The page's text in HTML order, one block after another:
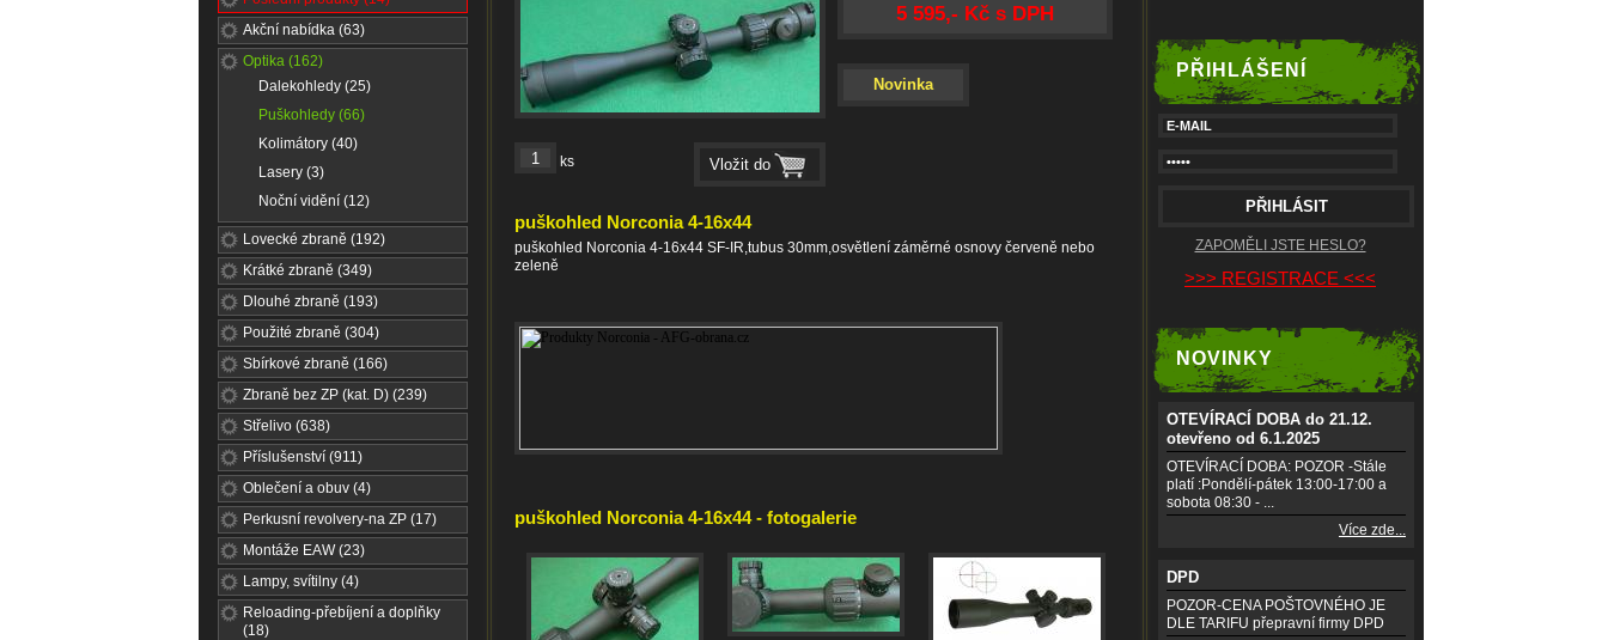
Akční nabídka (63)
Optika (162)
Dalekohledy (25)
Puškohledy (66)
Kolimátory (40)
Lasery (3)
Noční vidění (12)
Lovecké zbraně (192)
Krátké zbraně (349)
Dlouhé zbraně (193)
Použité zbraně (304)
Sbírkové zbraně (166)
Zbraně bez ZP (kat. D) (239)
Střelivo (638)
Příslušenství (911)
Oblečení a obuv (4)
Perkusní revolvery-na ZP (17)
Montáže EAW (23)
Lampy, svítilny (4)
Reloading-přebíjení a doplňky
(18)
ks
5 595,- Kč s DPH
Novinka
puškohled Norconia 4-16x44
puškohled Norconia 4-16x44 SF-IR,tubus 30mm,osvětlení záměrné osnovy červeně nebo
zeleně
puškohled Norconia 4-16x44 - fotogalerie
PŘIHLÁŠENÍ
ZAPOMĚLI JSTE HESLO?
>>> REGISTRACE <<<
NOVINKY
OTEVÍRACÍ DOBA do 21.12.
otevřeno od 6.1.2025
OTEVÍRACÍ DOBA: POZOR -Stále
platí :Pondělí-pátek 13:00-17:00 a
sobota 08:30 - ...
Více zde...
DPD
POZOR-CENA POŠTOVNÉHO JE
DLE TARIFU přepravní firmy DPD